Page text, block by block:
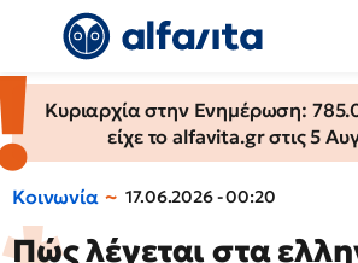
Κυριαρχία στην Ενημέρωση:
είχε το alfavita.gr στις 5
Κοινωνία 17.06.2026 - 00:20
Πώς λέγεται στα